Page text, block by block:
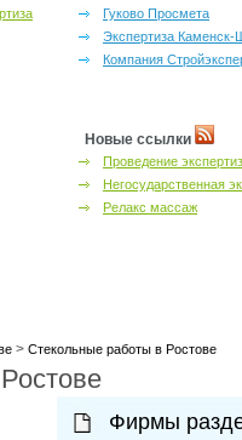
Гуково Просмета
Экспертиза Каменск-
Компания
Новые ссылки
Проведение
Негосударственная
Релакс массаж
> Стекольные работы в Ростове
Фирмы